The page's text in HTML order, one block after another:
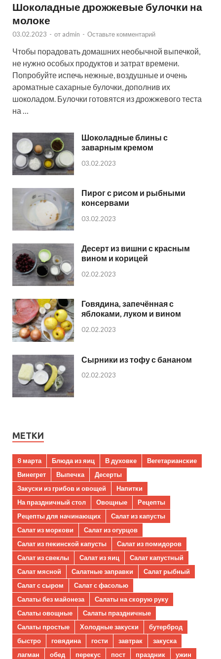
Шоколадные дрожжевые булочки на
молоке
03.02.2023 - от admin - Оставьте комментарий
Чтобы порадовать домашних необычной выпечкой,
не нужно особых продуктов и затрат времени.
Попробуйте испечь нежные, воздушные и очень
ароматные сахарные булочки, дополнив их
шоколадом. Булочки готовятся из дрожжевого теста
на …
Шоколадные блины с
заварным кремом
03.02.2023
Пирог с рисом и рыбными
консервами
03.02.2023
Десерт из вишни с красным
вином и корицей
02.02.2023
Говядина, запечённая с
яблоками, луком и вином
02.02.2023
Сырники из тофу с бананом
02.02.2023
МЕТКИ
8 марта Блюда из яиц В духовке
Вегетарианские
Винегрет
Выпечка
Десерты
Закуски из грибов и овощей
Напитки
На праздничный стол
Овощные
Рецепты
Рецепты для начинающих
Салат из капусты
Салат из моркови
Салат из огурцов
Салат из пекинской капусты
Салат из помидоров
Салат из свеклы
Салат из яиц
Салат капустный
Салат мясной
Салатные заправки
Салат рыбный
Салат с сыром
Салат с фасолью
Салаты без майонеза
Салаты на скорую руку
Салаты овощные
Салаты праздничные
Салаты простые
Холодные закуски
бутерброд
быстро
говядина гости завтрак
закуска
лагман
обед перекус пост праздник
ужин